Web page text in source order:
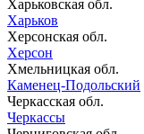
Харьковская обл.
Харьков
Херсонская обл.
Херсон
Хмельницкая обл.
Каменец-Подольский
Черкасская обл.
Черкассы